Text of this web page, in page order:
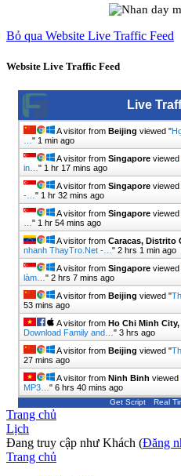
Bỏ qua Website Live Traffic Feed
Website Live Traffic Feed
Live
A visitor from Beijing viewed "
" 1 min ago
A visitor from Singapore viewed
in… " 1 hr 17 mins ago
A visitor from Singapore viewed
-… " 1 hr 32 mins ago
A visitor from Singapore viewed
" 1 hr 54 mins ago
A visitor from Caracas, Distrito
nhanh ThayTro.Net -… " 2 hrs 1 min ago
A visitor from Singapore viewed
làm… " 2 hrs 7 mins ago
A visitor from Beijing viewed "
53 mins ago
A visitor from Ho Chi Minh
Download Family and… " 3 hrs ago
A visitor from Beijing viewed "
27 mins ago
A visitor from Ninh Binh viewed
MP3… " 6 hrs 40 mins ago
Get Script Real
Trang chủ
Lịch
Đang truy cập như Khách (Đăng
Trang chủ